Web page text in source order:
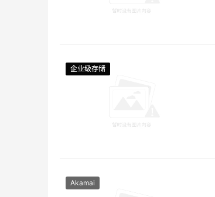
企业级存储
企业级存储
企业级存储
企业级存储
Akamai